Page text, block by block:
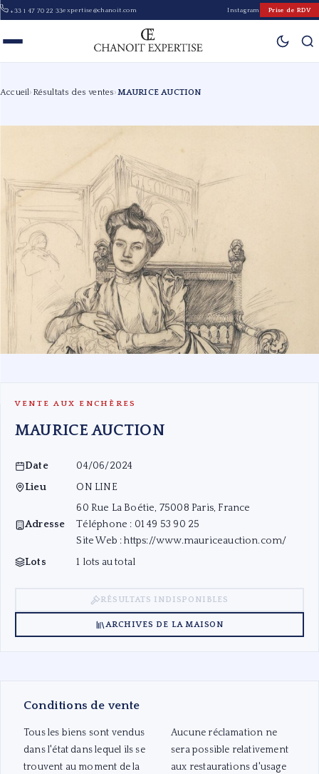
+33 1 47 70 22 33expertise@chanoit.com Instagram Prise de RDV
Accueil› Résultats des ventes›MAURICE AUCTION
VENTE AUX ENCHÈRES
MAURICE AUCTION
Date
04/06/2024
Lieu
ON LINE
Adresse
60 Rue La Boétie, 75008 Paris, France
Téléphone : 01 49 53 90 25
Site Web :https://www.mauriceauction.com/
Lots
1 lots au total
RÉSULTATS INDISPONIBLES
ARCHIVES DE LA MAISON
Conditions de vente
Tous les biens sont vendus
dans l'état dans lequel ils se
trouvent au moment de la
Aucune réclamation ne
sera possible relativement
aux restaurations d'usage